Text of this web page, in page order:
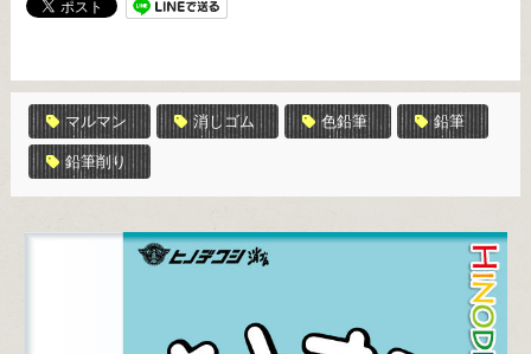
マルマン 消しゴム 色鉛筆 鉛筆
鉛筆削り